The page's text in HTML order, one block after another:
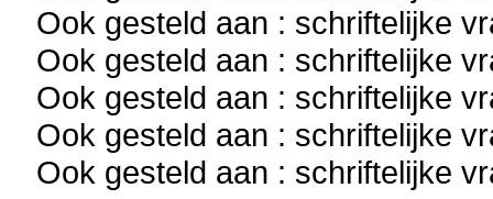
Ook gesteld aan : schriftelijke
Ook gesteld aan : schriftelijke
Ook gesteld aan : schriftelijke
Ook gesteld aan : schriftelijke
Ook gesteld aan : schriftelijke